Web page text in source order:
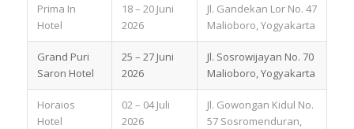
Prima In
Hotel
18 – 20 Juni
2026
Jl. Gandekan Lor No. 47
Malioboro, Yogyakarta
Grand Puri
Saron Hotel
25 – 27 Juni
2026
Jl. Sosrowijayan No. 70
Malioboro, Yogyakarta
Horaios
Hotel
02 – 04 Juli
2026
Jl. Gowongan Kidul No.
57 Sosromenduran,